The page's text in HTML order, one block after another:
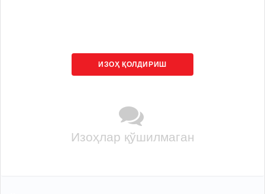
ИЗОҲ ҚОЛДИРИШ
Изоҳлар қўшилмаган